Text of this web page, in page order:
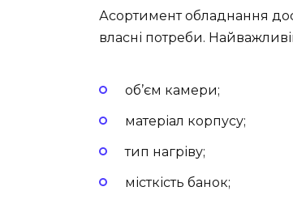
Асортимент обладнання
власні потреби.
об’єм камери;
матеріал корпусу;
тип нагріву;
місткість банок;